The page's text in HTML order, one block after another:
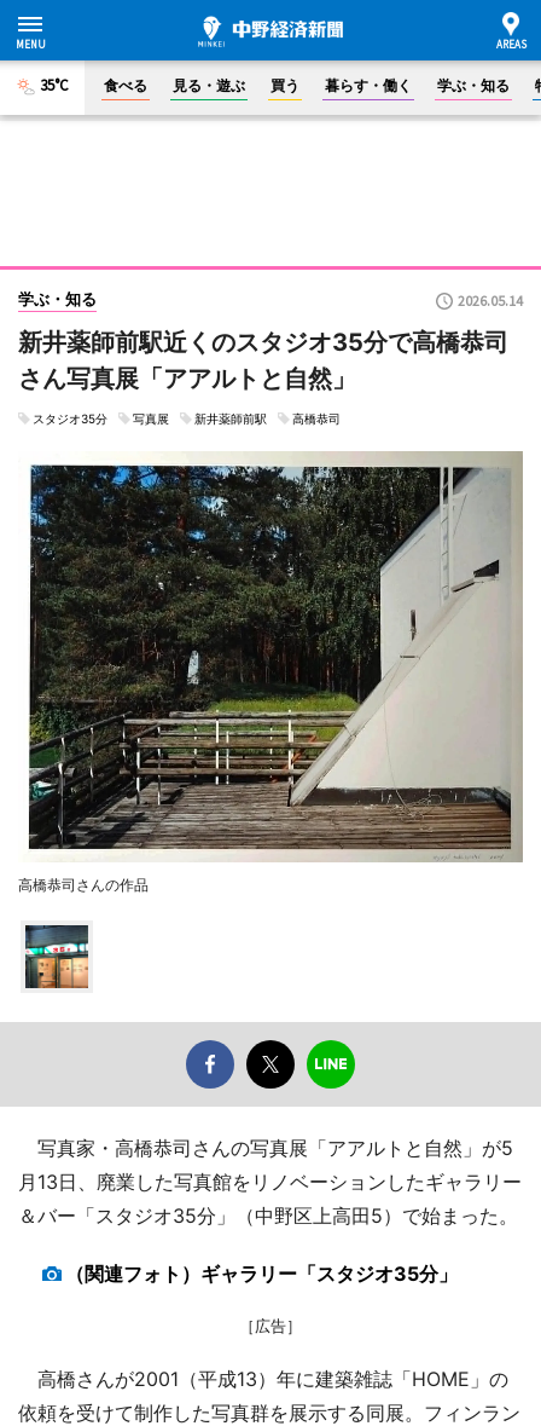
35°C 食べる 見る・遊ぶ 買う 暮らす・働く 学ぶ・知る
学ぶ・知る 2026.05.14
新井薬師前駅近くのスタジオ35分で高橋恭司
さん写真展「アアルトと自然」
スタジオ35分 写真展 新井薬師前駅 高橋恭司
高橋恭司さんの作品
写真家・高橋恭司さんの写真展「アアルトと自然」が5
月13日、廃業した写真館をリノベーションしたギャラリー
＆バー「スタジオ35分」（中野区上高田5）で始まった。
（関連フォト）ギャラリー「スタジオ35分」
［広告］
高橋さんが2001（平成13）年に建築雑誌「HOME」の
依頼を受けて制作した写真群を展示する同展。フィンラン